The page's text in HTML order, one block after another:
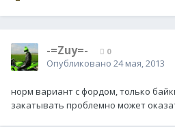
-=Zuy=- 0
Опубликовано 24 мая, 2013
норм вариант с фордом, только
закатывать проблемно может